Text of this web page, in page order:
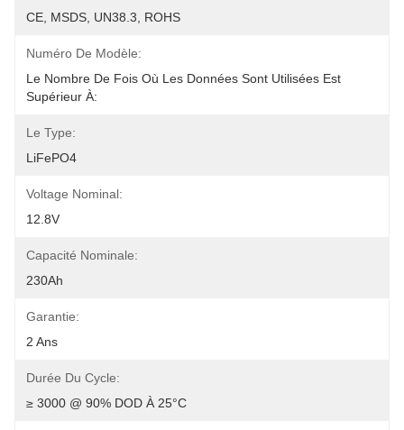
CE, MSDS, UN38.3, ROHS
Numéro De Modèle:
Le Nombre De Fois Où Les Données Sont Utilisées Est
Supérieur À:
Le Type:
LiFePO4
Voltage Nominal:
12.8V
Capacité Nominale:
230Ah
Garantie:
2 Ans
Durée Du Cycle:
≥ 3000 @ 90% DOD À 25°C